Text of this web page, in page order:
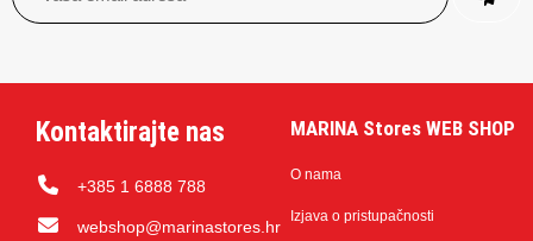
Kontaktirajte nas
+385 1 6888 788
webshop@marinastores.hr
MARINA Stores WEB SHOP
O nama
Izjava o pristupačnosti